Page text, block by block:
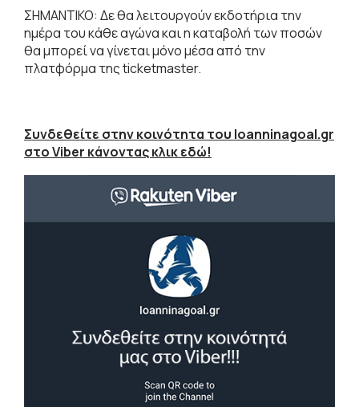
ΣΗΜΑΝΤΙΚΟ: Δε θα λειτουργούν εκδοτήρια την
ημέρα του κάθε αγώνα και η καταβολή των ποσών
θα μπορεί να γίνεται μόνο μέσα από την
πλατφόρμα της ticketmaster.
Συνδεθείτε στην κοινότητα του Ioanninagoal.gr
στο Viber κάνοντας κλικ εδώ!